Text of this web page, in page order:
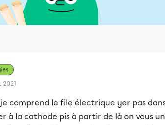
2021
comprend le file électrique yer pas
à la cathode pis à partir de là on vous un